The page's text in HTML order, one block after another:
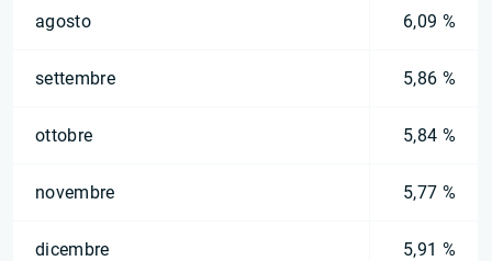
agosto 6,09 %
settembre 5,86 %
ottobre 5,84 %
novembre 5,77 %
dicembre 5,91 %